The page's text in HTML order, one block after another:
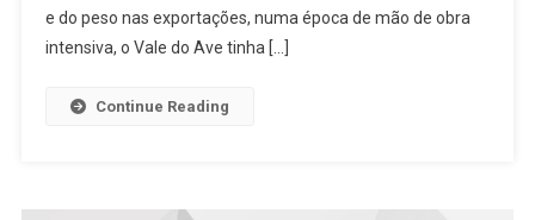
E
e do peso nas exportações, numa época de mão de obra
intensiva, o Vale do Ave tinha […]
Continue Reading